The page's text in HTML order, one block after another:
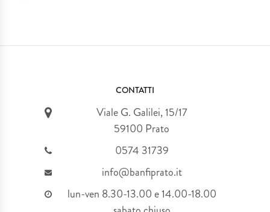
CONTATTI
Viale G. Galilei, 15/17
59100 Prato
0574 31739
info@banfiprato.it
lun-ven 8.30-13.00 e 14.00-18.00